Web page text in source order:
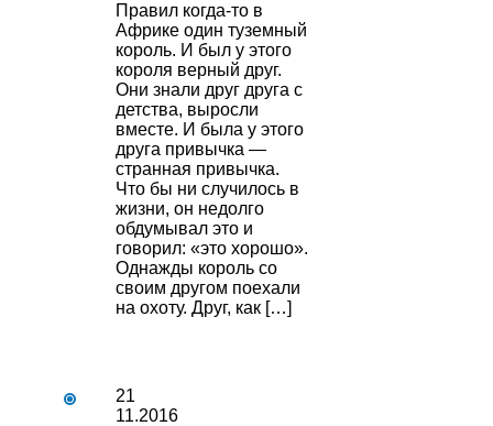
Правил когда-то в
Африке один туземный
король. И был у этого
короля верный друг.
Они знали друг друга с
детства, выросли
вместе. И была у этого
друга привычка —
странная привычка.
Что бы ни случилось в
жизни, он недолго
обдумывал это и
говорил: «это хорошо».
Однажды король со
своим другом поехали
на охоту. Друг, как […]
21
11.2016